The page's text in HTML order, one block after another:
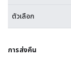
ตัวเลือก
การส่งคืน